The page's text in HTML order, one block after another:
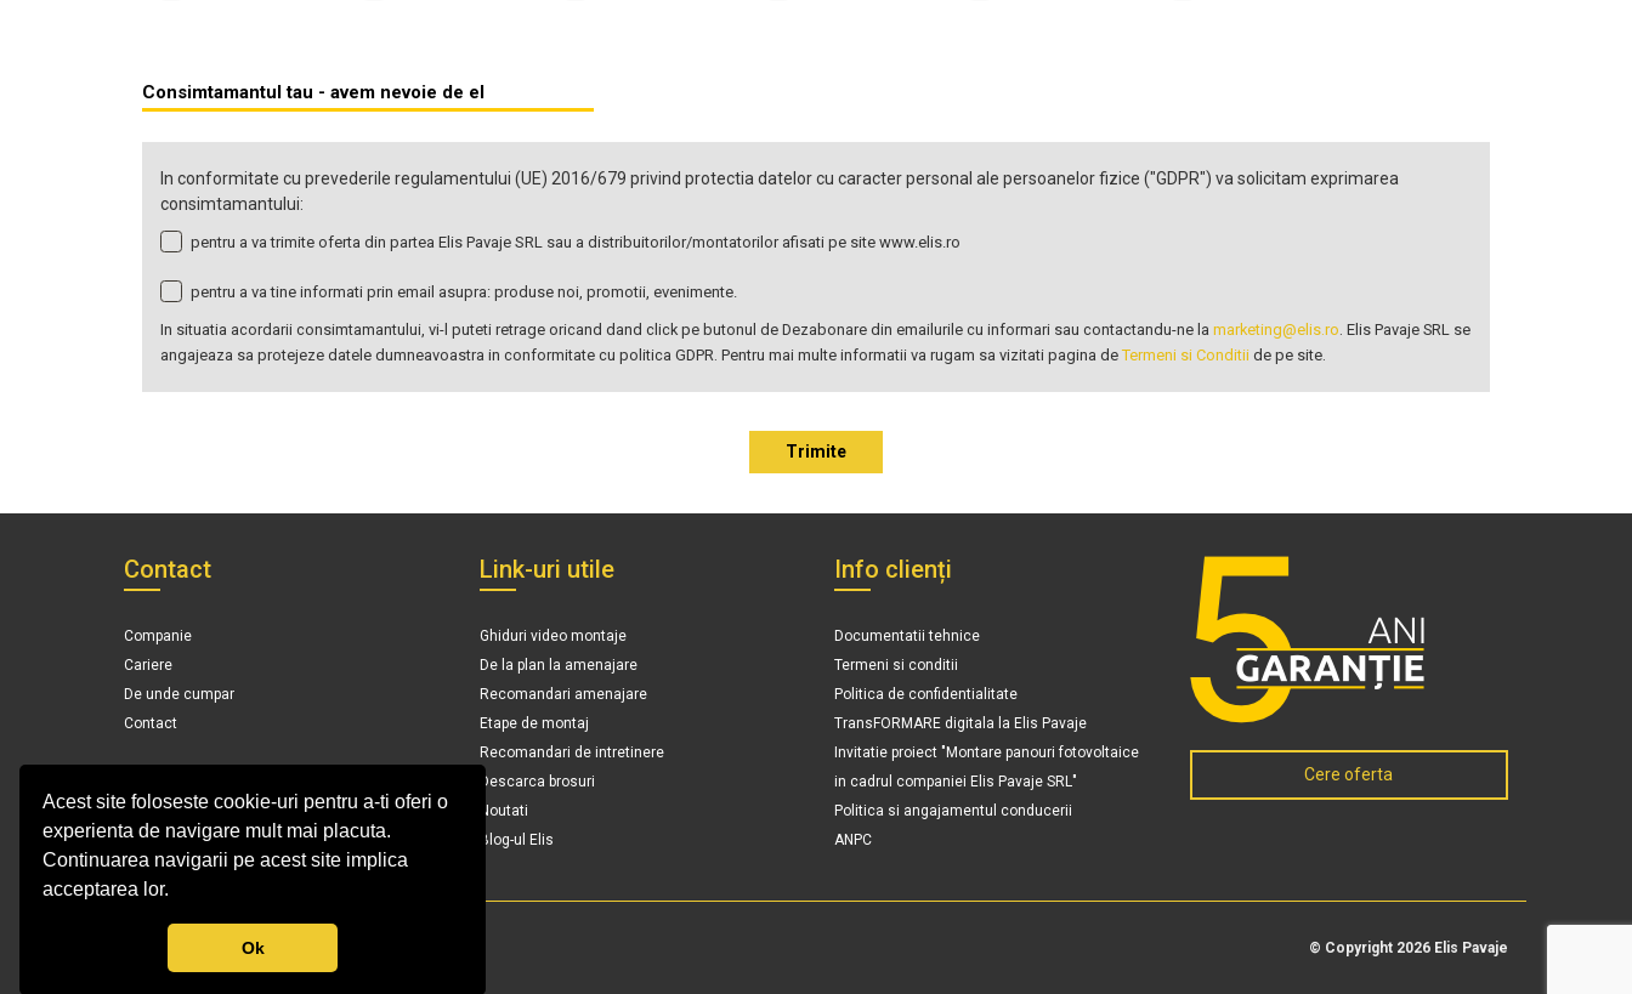
Acest site foloseste cookie-uri pentru a-ti oferi o
experienta de navigare mult mai placuta.
Continuarea navigarii pe acest site implica
acceptarea lor.
Ok
Consimtamantul tau - avem nevoie de el
In conformitate cu prevederile regulamentului (UE) 2016/679 privind protectia datelor cu caracter personal ale persoanelor fizice ("GDPR") va solicitam exprimarea
consimtamantului:
pentru a va trimite oferta din partea Elis Pavaje SRL sau a distribuitorilor/montatorilor afisati pe site www.elis.ro
pentru a va tine informati prin email asupra: produse noi, promotii, evenimente.
In situatia acordarii consimtamantului, vi-l puteti retrage oricand dand click pe butonul de Dezabonare din emailurile cu informari sau contactandu-ne la marketing@elis.ro . Elis Pavaje SRL se
angajeaza sa protejeze datele dumneavoastra in conformitate cu politica GDPR. Pentru mai multe informatii va rugam sa vizitati pagina de Termeni si Conditii de pe site.
Contact
Companie
Cariere
De unde cumpar
Contact
Link-uri utile
Ghiduri video montaje
De la plan la amenajare
Recomandari amenajare
Etape de montaj
Recomandari de intretinere
Descarca brosuri
Noutati
Blog-ul Elis
Info clienți
Documentatii tehnice
Termeni si conditii
Politica de confidentialitate
TransFORMARE digitala la Elis Pavaje
Invitatie proiect "Montare panouri fotovoltaice
in cadrul companiei Elis Pavaje SRL"
Politica si angajamentul conducerii
ANPC
Cere oferta
© Copyright 2026 Elis Pavaje